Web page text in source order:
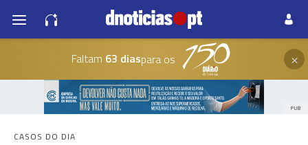
Faltam 63 diaspara os ×
PUB
CASOS DO DIA